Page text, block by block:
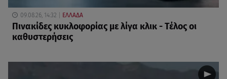
09.08.26, 14:32 ΕΛΛΑΔΑ
Πινακίδες κυκλοφορίας με λίγα κλικ - Τέλος οι
καθυστερήσεις